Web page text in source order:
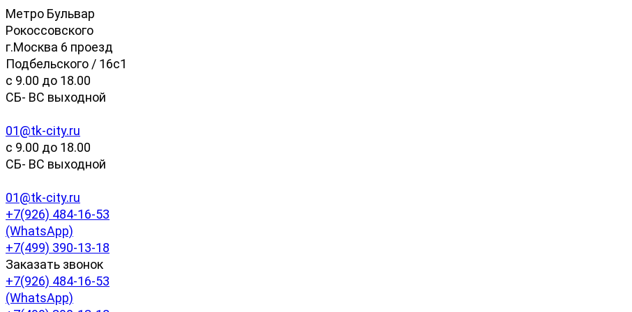
Метро Бульвар
Рокоссовского
г.Москва 6 проезд
Подбельского / 16с1
c 9.00 до 18.00
СБ- ВС выходной
01@tk-city.ru
c 9.00 до 18.00
СБ- ВС выходной
01@tk-city.ru
+7(926) 484-16-53
(WhatsApp)
+7(499) 390-13-18
Заказать звонок
+7(926) 484-16-53
(WhatsApp)